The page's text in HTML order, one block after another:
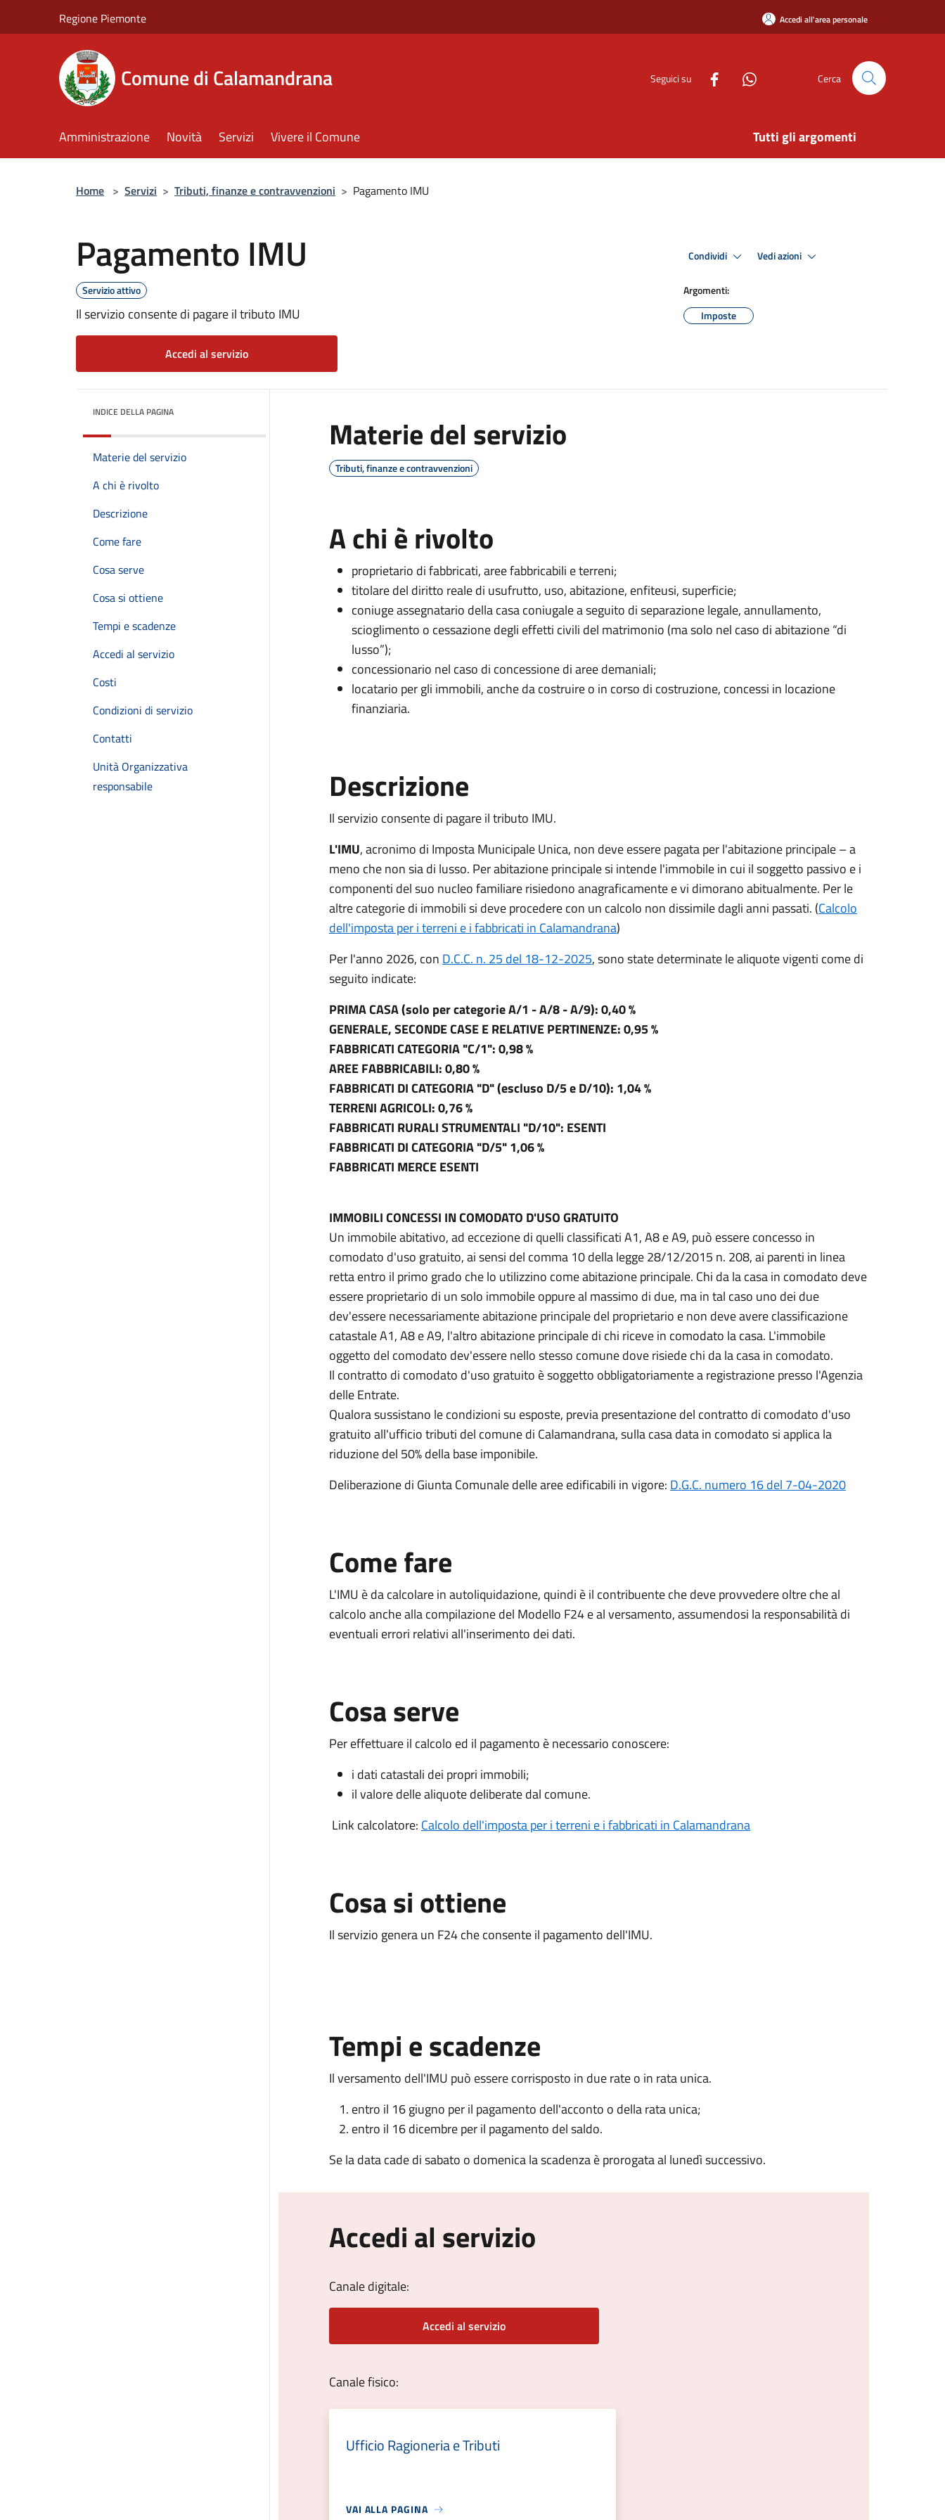
Regione Piemonte Accedi all'area personale
Comune di Calamandrana Seguici su Cerca
Amministrazione Novità Servizi Vivere il Comune Tutti gli argomenti
Home > Servizi > Tributi, finanze e contravvenzioni > Pagamento IMU
Pagamento IMU
Servizio attivo
Il servizio consente di pagare il tributo IMU
Accedi al servizio
Condividi Vedi azioni
Argomenti:
Imposte
INDICE DELLA PAGINA
Materie del servizio
A chi è rivolto
Descrizione
Come fare
Cosa serve
Cosa si ottiene
Tempi e scadenze
Accedi al servizio
Costi
Condizioni di servizio
Contatti
Unità Organizzativa
responsabile
Materie del servizio
Tributi, finanze e contravvenzioni
A chi è rivolto
proprietario di fabbricati, aree fabbricabili e terreni;
titolare del diritto reale di usufrutto, uso, abitazione, enfiteusi, superficie;
coniuge assegnatario della casa coniugale a seguito di separazione legale, annullamento,
scioglimento o cessazione degli effetti civili del matrimonio (ma solo nel caso di abitazione “di
lusso”);
concessionario nel caso di concessione di aree demaniali;
locatario per gli immobili, anche da costruire o in corso di costruzione, concessi in locazione
finanziaria.
Descrizione
Il servizio consente di pagare il tributo IMU.
L'IMU, acronimo di Imposta Municipale Unica, non deve essere pagata per l'abitazione principale – a
meno che non sia di lusso. Per abitazione principale si intende l'immobile in cui il soggetto passivo e i
componenti del suo nucleo familiare risiedono anagraficamente e vi dimorano abitualmente. Per le
altre categorie di immobili si deve procedere con un calcolo non dissimile dagli anni passati. (Calcolo
dell'imposta per i terreni e i fabbricati in Calamandrana)
Per l'anno 2026, con D.C.C. n. 25 del 18-12-2025, sono state determinate le aliquote vigenti come di
seguito indicate:
PRIMA CASA (solo per categorie A/1 - A/8 - A/9): 0,40 %
GENERALE, SECONDE CASE E RELATIVE PERTINENZE: 0,95 %
FABBRICATI CATEGORIA "C/1": 0,98 %
AREE FABBRICABILI: 0,80 %
FABBRICATI DI CATEGORIA "D" (escluso D/5 e D/10): 1,04 %
TERRENI AGRICOLI: 0,76 %
FABBRICATI RURALI STRUMENTALI "D/10": ESENTI
FABBRICATI DI CATEGORIA "D/5" 1,06 %
FABBRICATI MERCE ESENTI
IMMOBILI CONCESSI IN COMODATO D'USO GRATUITO
Un immobile abitativo, ad eccezione di quelli classificati A1, A8 e A9, può essere concesso in
comodato d'uso gratuito, ai sensi del comma 10 della legge 28/12/2015 n. 208, ai parenti in linea
retta entro il primo grado che lo utilizzino come abitazione principale. Chi da la casa in comodato deve
essere proprietario di un solo immobile oppure al massimo di due, ma in tal caso uno dei due
dev'essere necessariamente abitazione principale del proprietario e non deve avere classificazione
catastale A1, A8 e A9, l'altro abitazione principale di chi riceve in comodato la casa. L'immobile
oggetto del comodato dev'essere nello stesso comune dove risiede chi da la casa in comodato.
Il contratto di comodato d'uso gratuito è soggetto obbligatoriamente a registrazione presso l'Agenzia
delle Entrate.
Qualora sussistano le condizioni su esposte, previa presentazione del contratto di comodato d'uso
gratuito all'ufficio tributi del comune di Calamandrana, sulla casa data in comodato si applica la
riduzione del 50% della base imponibile.
Deliberazione di Giunta Comunale delle aree edificabili in vigore: D.G.C. numero 16 del 7-04-2020
Come fare
L'IMU è da calcolare in autoliquidazione, quindi è il contribuente che deve provvedere oltre che al
calcolo anche alla compilazione del Modello F24 e al versamento, assumendosi la responsabilità di
eventuali errori relativi all'inserimento dei dati.
Cosa serve
Per effettuare il calcolo ed il pagamento è necessario conoscere:
i dati catastali dei propri immobili;
il valore delle aliquote deliberate dal comune.
Link calcolatore: Calcolo dell'imposta per i terreni e i fabbricati in Calamandrana
Cosa si ottiene
Il servizio genera un F24 che consente il pagamento dell'IMU.
Tempi e scadenze
Il versamento dell'IMU può essere corrisposto in due rate o in rata unica.
entro il 16 giugno per il pagamento dell'acconto o della rata unica;
entro il 16 dicembre per il pagamento del saldo.
Se la data cade di sabato o domenica la scadenza è prorogata al lunedì successivo.
Accedi al servizio
Canale digitale:
Accedi al servizio
Canale fisico:
Ufficio Ragioneria e Tributi
VAI ALLA PAGINA